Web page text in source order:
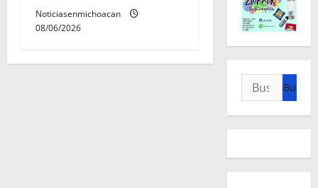
Noticiasenmichoacan
08/06/2026
Buscar: